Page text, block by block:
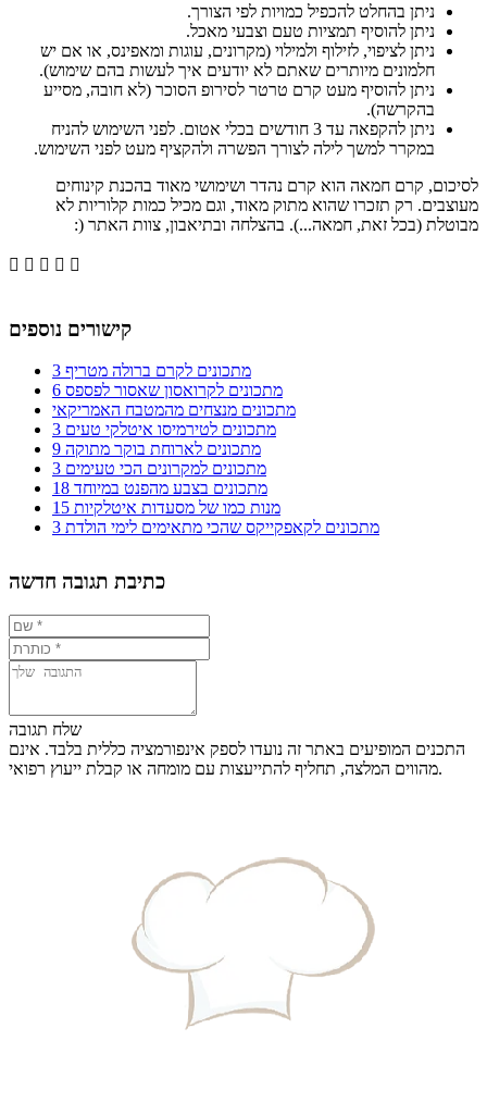
ניתן בהחלט להכפיל כמויות לפי הצורך.
ניתן להוסיף תמציות טעם וצבעי מאכל.
ניתן לציפוי, לזילוף ולמילוי (מקרונים, עוגות ומאפינס, או אם יש
חלמונים מיותרים שאתם לא יודעים איך לעשות בהם שימוש).
ניתן להוסיף מעט קרם טרטר לסירופ הסוכר (לא חובה, מסייע
בהקרשה).
ניתן להקפאה עד 3 חודשים בכלי אטום. לפני השימוש להניח
במקרר למשך לילה לצורך הפשרה ולהקציף מעט לפני השימוש.
לסיכום, קרם חמאה הוא קרם נהדר ושימושי מאוד בהכנת קינוחים
מעוצבים. רק תזכרו שהוא מתוק מאוד, וגם מכיל כמות קלוריות לא
מבוטלת (בכל זאת, חמאה...). בהצלחה ובתיאבון, צוות האתר (:
    
קישורים נוספים
3 מתכונים לקרם ברולה מטריף
6 מתכונים לקרואסון שאסור לפספס
מתכונים מנצחים מהמטבח האמריקאי
3 מתכונים לטירמיסו איטלקי טעים
9 מתכונים לארוחת בוקר מתוקה
3 מתכונים למקרונים הכי טעימים
18 מתכונים בצבע מהפנט במיוחד
15 מנות כמו של מסעדות איטלקיות
3 מתכונים לקאפקייקס שהכי מתאימים לימי הולדת
כתיבת תגובה חדשה
שלח תגובה
התכנים המופיעים באתר זה נועדו לספק אינפורמציה כללית בלבד. אינם
מהווים המלצה, תחליף להתייעצות עם מומחה או קבלת ייעוץ רפואי.